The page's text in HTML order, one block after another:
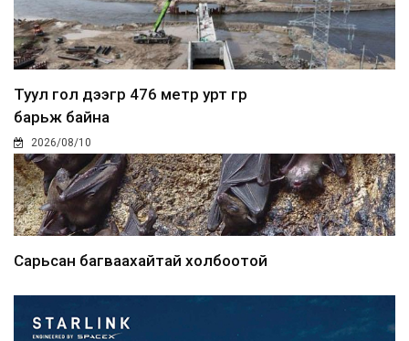
Туул гол дээгүүр 476 метр урт гүүр
барьж байна
2026/08/10
Сарьсан багваахайтай холбоотой